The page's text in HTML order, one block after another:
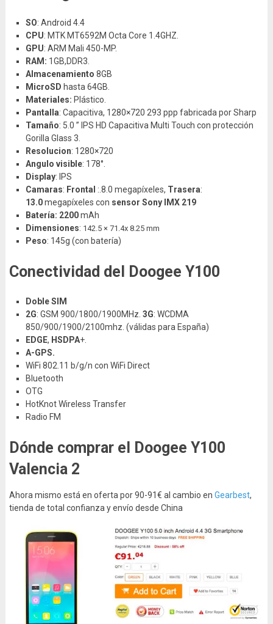
SO: Android 4.4
CPU: MTK MT6592M Octa Core 1.4GHZ.
GPU: ARM Mali 450-MP.
RAM: 1GB,DDR3.
Almacenamiento 8GB
MicroSD hasta 64GB.
Materiales: Plástico.
Pantalla: Capacitiva, 1280×720 293 ppp fabricada por Sharp
Tamaño: 5.0 ” IPS HD Capacitiva Multi Touch con protección
Gorilla Glass 3.
Resolucion: 1280×720
Angulo visible: 178°.
Display: IPS
Camaras: Frontal :.8.0 megapíxeles, Trasera:
13.0megapíxeles con sensor Sony IMX 219
Batería: 2200mAh
Dimensiones: 142.5 × 71.4x 8.25 mm
Peso: 145g (con batería)
Conectividad del Doogee Y100
Doble SIM
2G: GSM 900/1800/1900MHz. 3G: WCDMA
850/900/1900/2100mhz. (válidas para España)
EDGE, HSDPA+.
A-GPS.
WiFi 802.11 b/g/n con WiFi Direct
Bluetooth
OTG
HotKnot Wireless Transfer
Radio FM
Dónde comprar el Doogee Y100
Valencia 2
Ahora mismo está en oferta por 90-91€ al cambio en Gearbest,
tienda de total confianza y envío desde China